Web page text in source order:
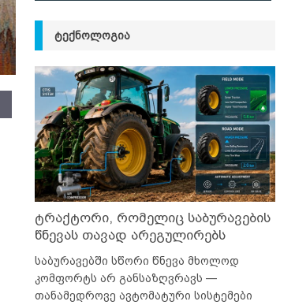
ᲢᲔᲥᲜᲝᲚᲝᲒᲘᲐ
ტრაქტორი, რომელიც საბურავების
წნევას თავად არეგულირებს
საბურავებში სწორი წნევა მხოლოდ
კომფორტს არ განსაზღვრავს —
თანამედროვე ავტომატური სისტემები